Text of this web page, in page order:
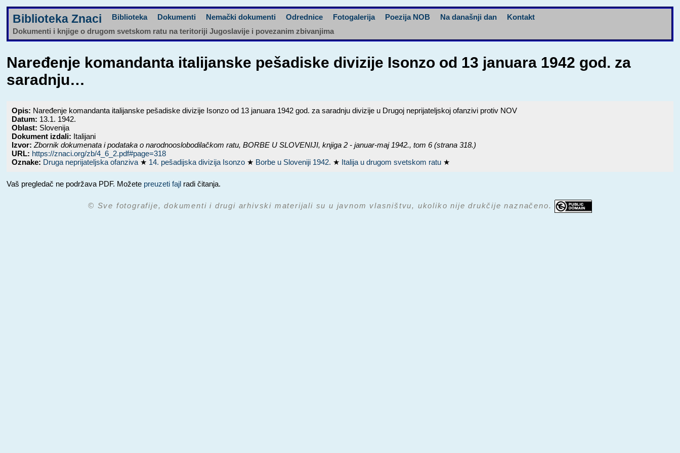
Biblioteka Znaci Biblioteka Dokumenti Nemački dokumenti Odrednice Fotogalerija Poezija NOB Na današnji dan
Kontakt
Dokumenti i knjige o drugom svetskom ratu na teritoriji Jugoslavije i povezanim zbivanjima
Naređenje komandanta italijanske pešadiske divizije Isonzo od 13 januara 1942 god. za
saradnju…
Opis: Naređenje komandanta italijanske pešadiske divizije Isonzo od 13 januara 1942 god. za saradnju divizije u Drugoj neprijateljskoj ofanzivi protiv NOV
Datum: 13.1. 1942.
Oblast: Slovenija
Dokument izdali: Italijani
Izvor: Zbornik dokumenata i podataka o narodnooslobodilačkom ratu,BORBE U SLOVENIJI, knjiga 2 - januar-maj 1942., tom 6 (strana 318.)
URL: https://znaci.org/zb/4_6_2.pdf#page=318
Oznake: Druga neprijateljska ofanziva ★ 14. pešadijska divizija Isonzo ★ Borbe u Sloveniji 1942. ★ Italija u drugom svetskom ratu ★
Vaš pregledač ne podržava PDF. Možete preuzeti fajl radi čitanja.
© Sve fotografije, dokumenti i drugi arhivski materijali su u javnom vlasništvu, ukoliko nije drukčije naznačeno.